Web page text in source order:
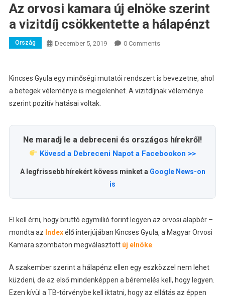
Az orvosi kamara új elnöke szerint
a vizitdíj csökkentette a hálapénzt
Ország December 5, 2019 0 Comments
Kincses Gyula egy minőségi mutatói rendszert is bevezetne, ahol
a betegek véleménye is megjelenhet. A vizitdíjnak véleménye
szerint pozitív hatásai voltak.
Ne maradj le a debreceni és országos hírekről!
Kövesd a Debreceni Napot a Facebookon >>
A legfrissebb hírekért kövess minket a Google News-on
is
El kell érni, hogy bruttó egymillió forint legyen az orvosi alapbér –
mondta az Indexélő interjújában Kincses Gyula, a Magyar Orvosi
Kamara szombaton megválasztott új elnöke.
A szakember szerint a hálapénz ellen egy eszközzel nem lehet
küzdeni, de az első mindenképpen a béremelés kell, hogy legyen.
Ezen kívül a TB-törvénybe kell iktatni, hogy az ellátás az éppen